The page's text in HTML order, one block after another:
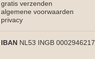
gratis verzenden
algemene voorwaarden
privacy
IBAN NL53 INGB 0002946217